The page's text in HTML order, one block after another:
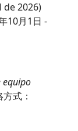
de 2026)
10月1日 -
equipo
式：